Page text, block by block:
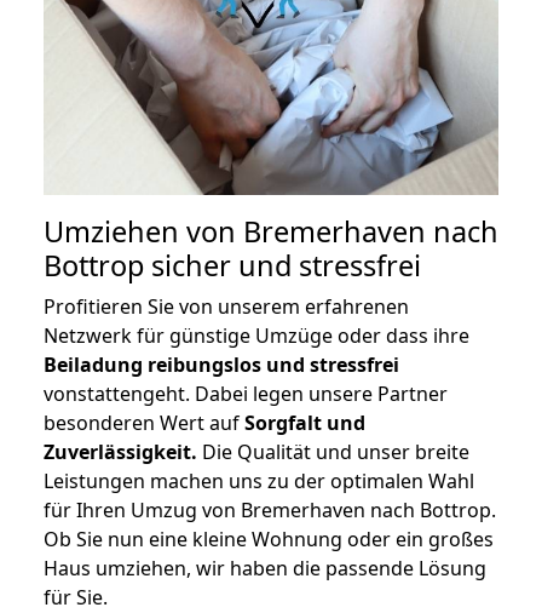
Umziehen von Bremerhaven nach
Bottrop sicher und stressfrei
Profitieren Sie von unserem erfahrenen
Netzwerk für günstige Umzüge oder dass ihre
Beiladung reibungslos und stressfrei
vonstattengeht. Dabei legen unsere Partner
besonderen Wert aufSorgfalt und
Zuverlässigkeit. Die Qualität und unser breite
Leistungen machen uns zu der optimalen Wahl
für Ihren Umzug von Bremerhaven nach Bottrop.
Ob Sie nun eine kleine Wohnung oder ein großes
Haus umziehen, wir haben die passende Lösung
für Sie.